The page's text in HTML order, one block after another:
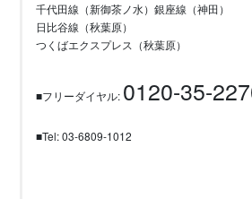
千代田線（新御茶ノ水）銀座線（神田）
日比谷線（秋葉原）
つくばエクスプレス（秋葉原）
■フリーダイヤル: 0120-35-
■Tel: 03-6809-1012